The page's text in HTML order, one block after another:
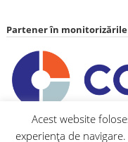
Partener în
Acest website
experiența de